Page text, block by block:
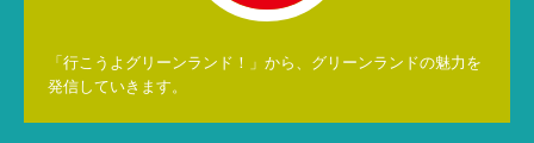
「行こうよグリーンランド！」から、グリーンランドの魅力を
発信していきます。